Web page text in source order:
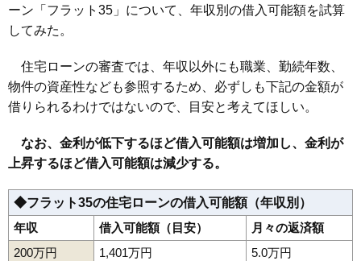
ーン「フラット35」について、年収別の借入可能額を試算
してみた。
住宅ローンの審査では、年収以外にも職業、勤続年数、
物件の資産性なども参照するため、必ずしも下記の金額が
借りられるわけではないので、目安と考えてほしい。
なお、金利が低下するほど借入可能額は増加し、金利が
上昇するほど借入可能額は減少する。
◆フラット35の住宅ローンの借入可能額（年収別）
年収
借入可能額（目安）
月々の返済額
200万円
1,401万円
5.0万円